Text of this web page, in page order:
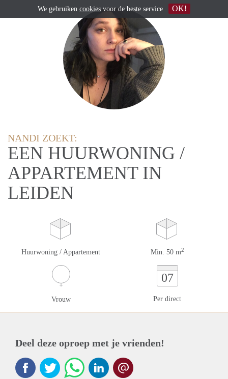
NANDI ZOEKT:
EEN HUURWONING /
APPARTEMENT IN
LEIDEN
Huurwoning / Appartement Min. 50 m2
Vrouw
07
Per direct
Deel deze oproep met je vrienden!
We gebruiken cookies voor de beste service OK!